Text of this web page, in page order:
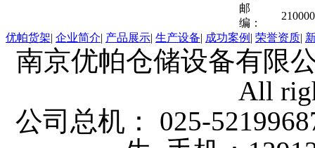
邮
编：
210000
优帕货架| 企业简介| 产品展示| 生产设备| 成功案例 | 荣誉资质|
南京优帕仓储设备有限
All
公司总机： 025-